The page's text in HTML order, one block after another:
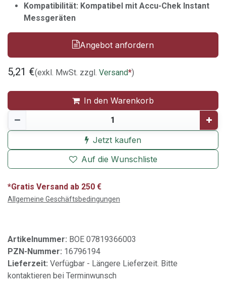
Kompatibilität: Kompatibel mit Accu-Chek Instant
Messgeräten
Angebot anfordern
5,21 €(exkl. MwSt. zzgl. Versand*)
In den Warenkorb
Jetzt kaufen
Auf die Wunschliste
*Gratis Versand ab 250 €
Allgemeine Geschäftsbedingungen
Artikelnummer: BOE 07819366003
PZN-Nummer: 16796194
Lieferzeit: Verfügbar - Längere Lieferzeit. Bitte
kontaktieren bei Terminwunsch